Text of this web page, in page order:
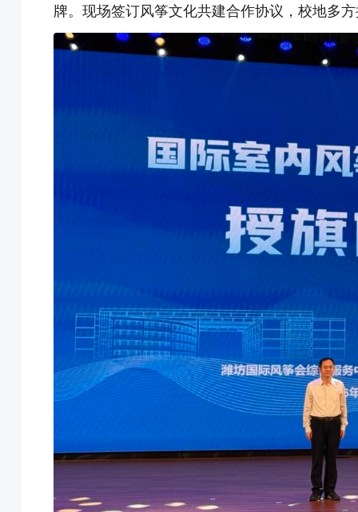
牌。现场签订风筝文化共建合作协议，校地多